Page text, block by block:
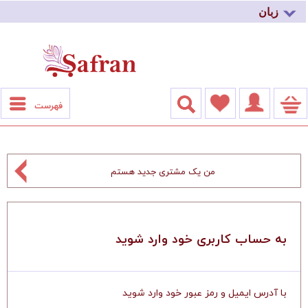
زبان
فهرست
من یک مشتری جدید هستم
به حساب کاربری خود وارد شوید
با آدرس ایمیل و رمز عبور خود وارد شوید